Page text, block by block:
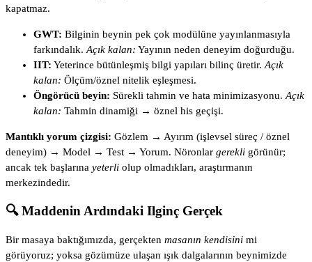
kapatmaz.
GWT: Bilginin beynin pek çok modülüne yayınlanmasıyla
farkındalık.Açık kalan: Yayının neden deneyim doğurduğu.
IIT: Yeterince bütünleşmiş bilgi yapıları bilinç üretir.Açık
kalan: Ölçüm/öznel nitelik eşleşmesi.
Öngörücü beyin: Sürekli tahmin ve hata minimizasyonu.Açık
kalan: Tahmin dinamiği → öznel his geçişi.
Mantıklı yorum çizgisi: Gözlem → Ayırım (işlevsel süreç / öznel
deneyim) → Model → Test → Yorum. Nöronlar gerekli görünür;
ancak tek başlarına yeterli olup olmadıkları, araştırmanın
merkezindedir.
🔍 Maddenin Ardındaki Ilginç Gerçek
Bir masaya baktığımızda, gerçekten masanın kendisini mi
görüyoruz; yoksa gözümüze ulaşan ışık dalgalarının beynimizde